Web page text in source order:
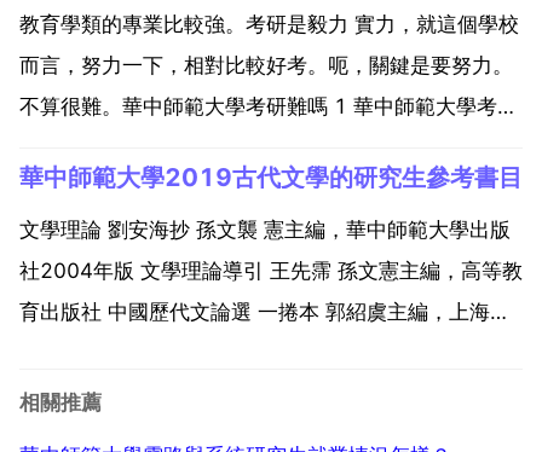
共70分，在12個簡答題中，選做7個 二是論述題，...
教育學類的專業比較強。考研是毅力 實力，就這個學校
而言，努力一下，相對比較好考。呃，關鍵是要努力。
不算很難。華中師範大學考研難嗎 1 華中師範大學考研
研難度和學校的名氣 層次 以及所處的城市相關。3 考
研難度也是相對不同的人而言。基礎好並且備考充分...
華中師範大學2019古代文學的研究生參考書目
文學理論 劉安海抄 孫文襲 憲主編，華中師範大學出版
社2004年版 文學理論導引 王先霈 孫文憲主編，高等教
育出版社 中國歷代文論選 一捲本 郭紹虞主編，上海古
康的一捲本古代文論的教材 中國文學史 四卷 袁行霈主
相關推薦